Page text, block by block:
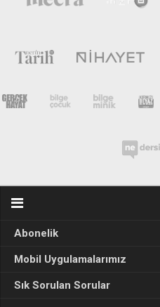
Abonelik
Mobil Uygulamalarımız
Sık Sorulan Sorular